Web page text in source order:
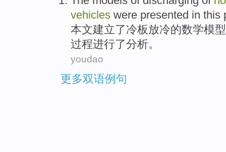
vehicles were presented in this
本文建立了冷板放冷的数学模型
过程进行了分析。
youdao
更多双语例句